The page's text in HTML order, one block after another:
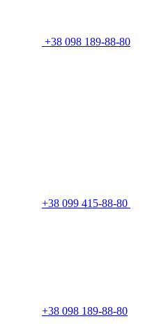
+38 098 189-88-80
+38 099 415-88-80
+38 098 189-88-80